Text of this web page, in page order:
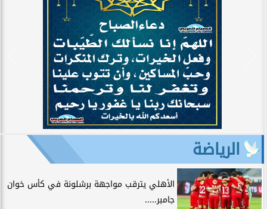
الرياضة
الأهلي يترقب مواجهة برشلونة في كأس خوان
جامبر.....